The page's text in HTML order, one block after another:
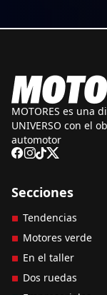
MOTORES es una
UNIVERSO con el
automotor
Secciones
Tendencias
Motores verde
En el taller
Dos ruedas